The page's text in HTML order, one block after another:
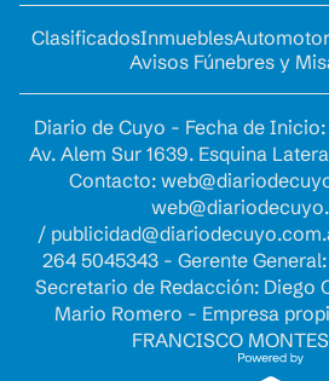
ClasificadosInmuebles
Avisos Fúnebres y
Diario de Cuyo - Fecha de
Av. Alem Sur 1639. Esquina
Contacto:
/
264 5045343 - Gerente
Secretario de Redacción: Diego
Mario Romero - Empresa
FRANCISCO